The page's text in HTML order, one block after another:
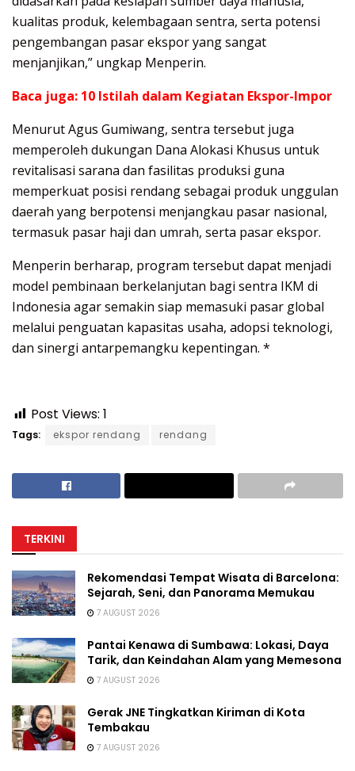
kualitas produk, kelembagaan sentra, serta potensi
pengembangan pasar ekspor yang sangat
menjanjikan,” ungkap Menperin.
Baca juga: 10 Istilah dalam Kegiatan Ekspor-Impor
Menurut Agus Gumiwang, sentra tersebut juga
memperoleh dukungan Dana Alokasi Khusus untuk
revitalisasi sarana dan fasilitas produksi guna
memperkuat posisi rendang sebagai produk unggulan
daerah yang berpotensi menjangkau pasar nasional,
termasuk pasar haji dan umrah, serta pasar ekspor.
Menperin berharap, program tersebut dapat menjadi
model pembinaan berkelanjutan bagi sentra IKM di
Indonesia agar semakin siap memasuki pasar global
melalui penguatan kapasitas usaha, adopsi teknologi,
dan sinergi antarpemangku kepentingan. *
Post Views: 1
Tags: ekspor rendang rendang
TERKINI
Rekomendasi Tempat Wisata di Barcelona:
Sejarah, Seni, dan Panorama Memukau
7 AUGUST 2026
Pantai Kenawa di Sumbawa: Lokasi, Daya
Tarik, dan Keindahan Alam yang Memesona
7 AUGUST 2026
Gerak JNE Tingkatkan Kiriman di Kota
Tembakau
7 AUGUST 2026